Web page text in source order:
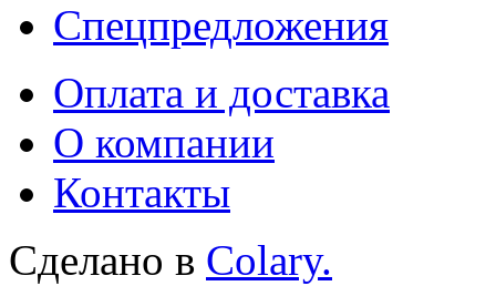
Спецпредложения
Оплата и доставка
О компании
Контакты
Сделано в Colary.